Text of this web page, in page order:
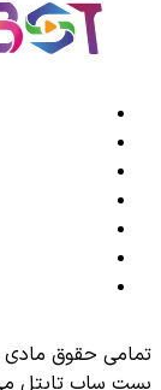
تمامی حقوق
بِست ساب تایتل